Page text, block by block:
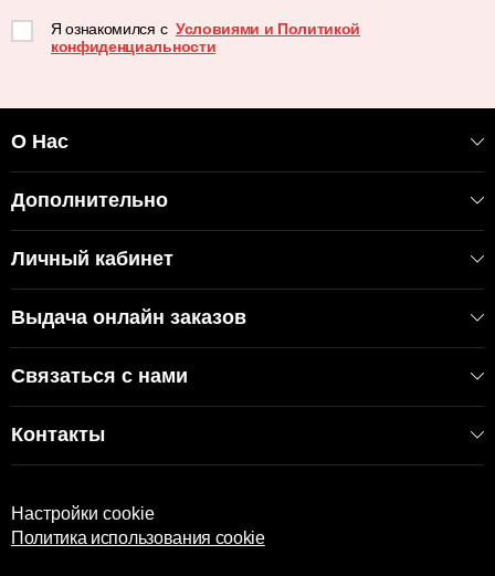
Я ознакомился с Условиями и Политикой
конфиденциальности
О Нас
Дополнительно
Личный кабинет
Выдача онлайн заказов
Связаться с нами
Контакты
Настройки cookie
Политика использования cookie